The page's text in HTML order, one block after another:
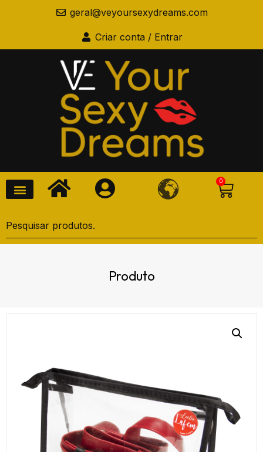
geral@veyoursexydreams.com
Criar conta / Entrar
0
Produto